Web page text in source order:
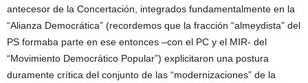
antecesor de la Concertación, integrados fundamentalmente en la
“Alianza Democrática” (recordemos que la fracción “almeydista” del
PS formaba parte en ese entonces –con el PC y el MIR- del
“Movimiento Democrático Popular”) explicitaron una postura
duramente crítica del conjunto de las “modernizaciones” de la